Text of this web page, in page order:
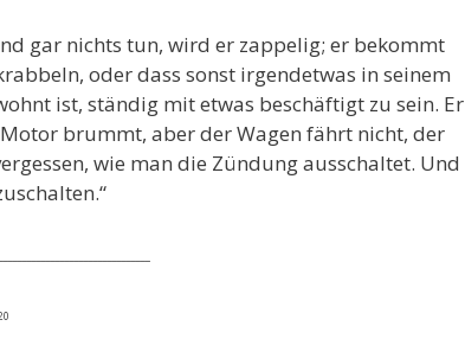
gar nichts tun, wird er zappelig; er bekommt
oder dass sonst irgendetwas in seinem
ist, ständig mit etwas beschäftigt zu sein. Er
brummt, aber der Wagen fährt nicht, der
wie man die Zündung ausschaltet. Und